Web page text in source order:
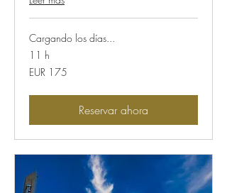
Cargando los días...
11 h
175
euros
EUR 175
Reservar ahora